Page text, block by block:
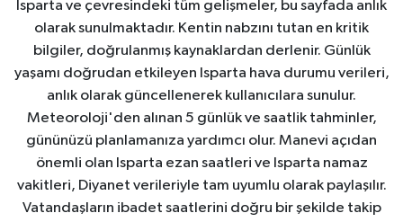
Isparta ve çevresindeki tüm gelişmeler, bu sayfada anlık
olarak sunulmaktadır. Kentin nabzını tutan en kritik
bilgiler, doğrulanmış kaynaklardan derlenir. Günlük
yaşamı doğrudan etkileyen Isparta hava durumu verileri,
anlık olarak güncellenerek kullanıcılara sunulur.
Meteoroloji'den alınan 5 günlük ve saatlik tahminler,
gününüzü planlamanıza yardımcı olur. Manevi açıdan
önemli olan Isparta ezan saatleri ve Isparta namaz
vakitleri, Diyanet verileriyle tam uyumlu olarak paylaşılır.
Vatandaşların ibadet saatlerini doğru bir şekilde takip